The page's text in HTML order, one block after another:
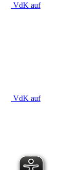
VdK auf
VdK auf